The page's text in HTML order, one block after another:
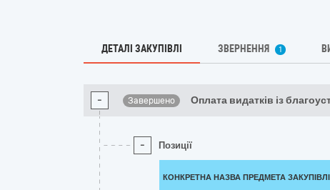
ДЕТАЛІ ЗАКУПІВЛІ ЗВЕРНЕННЯ 1
- Завершено Оплата видатків із
- Позиції
КОНКРЕТНА НАЗВА ПРЕДМЕТА ЗАКУПІВЛІ